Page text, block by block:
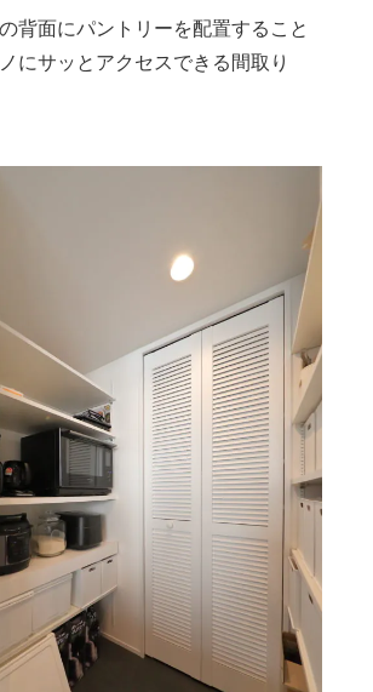
背面にパントリーを配置すること
にサッとアクセスできる間取り